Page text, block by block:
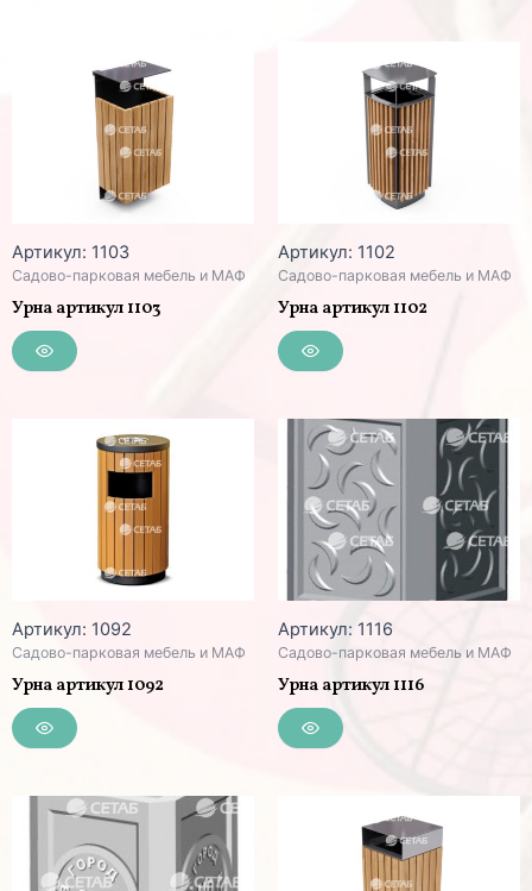
Артикул: 1103
Садово-парковая мебель и МАФ
Урна артикул 1103
Артикул: 1102
Садово-парковая мебель и МАФ
Урна артикул 1102
Артикул: 1092
Садово-парковая мебель и МАФ
Урна артикул 1092
Артикул: 1116
Садово-парковая мебель и МАФ
Урна артикул 1116